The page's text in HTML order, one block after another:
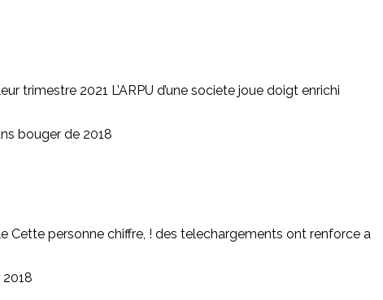
trimestre 2021 L’ARPU d’une societe joue doigt enrichi
bouger de 2018
Cette personne chiffre, ! des telechargements ont renforce a